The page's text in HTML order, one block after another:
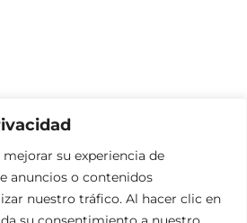
su experiencia de
anuncios o contenidos
nuestro tráfico. Al hacer clic en